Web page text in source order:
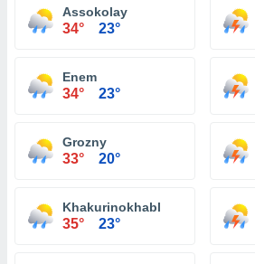
Assokolay
34° 23°
Enem
34° 23°
Grozny
33° 20°
Khakurinokhabl
35° 23°